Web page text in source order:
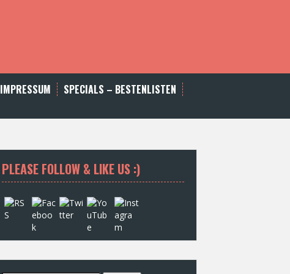
IMPRESSUM
SPECIALS – BESTENLISTEN
PLEASE FOLLOW & LIKE US :)